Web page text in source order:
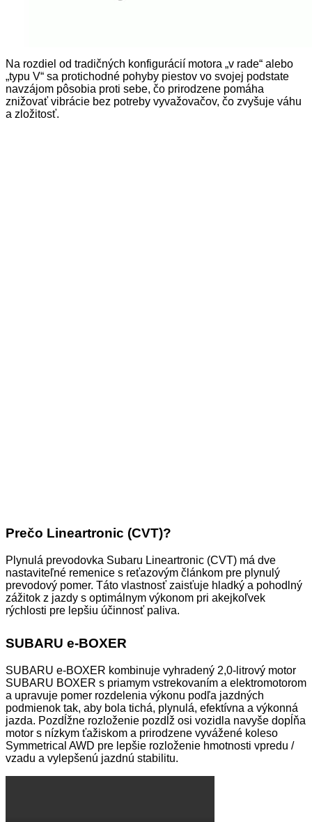
Na rozdiel od tradičných konfigurácií motora „v rade“ alebo
„typu V“ sa protichodné pohyby piestov vo svojej podstate
navzájom pôsobia proti sebe, čo prirodzene pomáha
znižovať vibrácie bez potreby vyvažovačov, čo zvyšuje váhu
a zložitosť.
Prečo Lineartronic (CVT)?
Plynulá prevodovka Subaru Lineartronic (CVT) má dve
nastaviteľné remenice s reťazovým článkom pre plynulý
prevodový pomer. Táto vlastnosť zaisťuje hladký a pohodlný
zážitok z jazdy s optimálnym výkonom pri akejkoľvek
rýchlosti pre lepšiu účinnosť paliva.
SUBARU e-BOXER
SUBARU e-BOXER kombinuje vyhradený 2,0-litrový motor
SUBARU BOXER s priamym vstrekovaním a elektromotorom
a upravuje pomer rozdelenia výkonu podľa jazdných
podmienok tak, aby bola tichá, plynulá, efektívna a výkonná
jazda. Pozdĺžne rozloženie pozdĺž osi vozidla navyše dopĺňa
motor s nízkym ťažiskom a prirodzene vyvážené koleso
Symmetrical AWD pre lepšie rozloženie hmotnosti vpredu /
vzadu a vylepšenú jazdnú stabilitu.